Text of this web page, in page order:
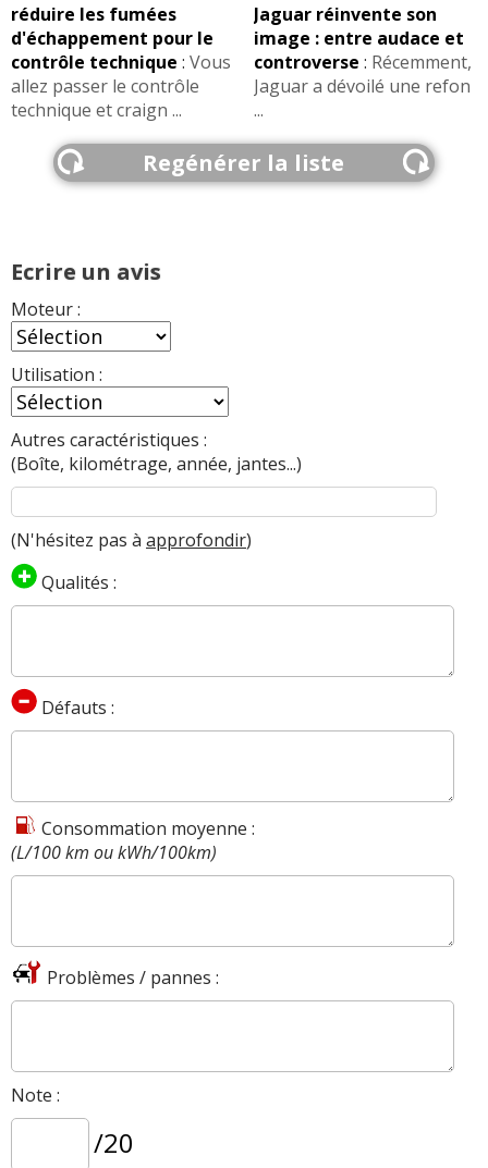
réduire les fumées
d'échappement pour le
contrôle technique : Vous
allez passer le contrôle
technique et craign ...
Jaguar réinvente son
image : entre audace et
controverse : Récemment,
Jaguar a dévoilé une refon
...
Regénérer la liste
Ecrire un avis
Moteur :
Utilisation :
Autres caractéristiques :
(Boîte, kilométrage, année, jantes...)
(N'hésitez pas à approfondir)
Qualités :
Défauts :
Consommation moyenne :
(L/100 km ou kWh/100km)
Problèmes / pannes :
Note :
/20